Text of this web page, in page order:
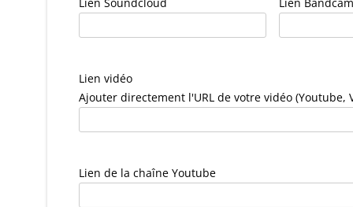
Lien vidéo
Ajouter directement l'URL de votre vidéo (Youtube,
Lien de la chaîne Youtube